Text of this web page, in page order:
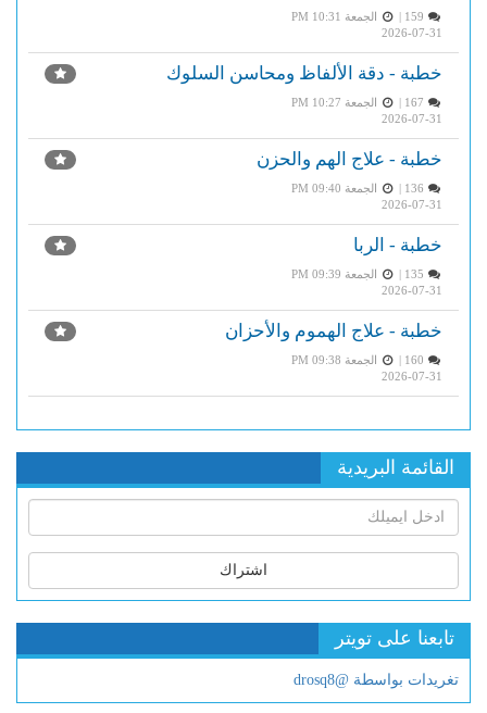
الجمعة PM 10:31
2026-07-31
خطبة - دقة الألفاظ ومحاسن السلوك
الجمعة PM 10:27
2026-07-31
خطبة - علاج الهم والحزن
الجمعة PM 09:40
2026-07-31
خطبة - الربا
الجمعة PM 09:39
2026-07-31
خطبة - علاج الهموم والأحزان
الجمعة PM 09:38
2026-07-31
القائمة البريدية
اشتراك
تابعنا على تويتر
تغريدات بواسطة @drosq8